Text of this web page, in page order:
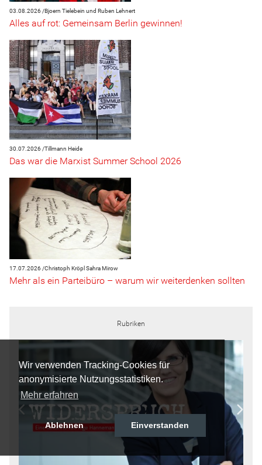
Wir verwenden Tracking-Cookies für
anonymisierte Nutzungsstatistiken.
Mehr erfahren
Ablehnen Einverstanden
03.08.2026 /Bjoern Tielebein und Ruben Lehnert
Alles auf rot: Gemeinsam Berlin gewinnen!
30.07.2026 /Tillmann Heide
Das war die Marxist Summer School 2026
17.07.2026 /Christoph Kröpl Sahra Mirow
Mehr als ein Parteibüro – warum wir weiterdenken sollten
Rubriken